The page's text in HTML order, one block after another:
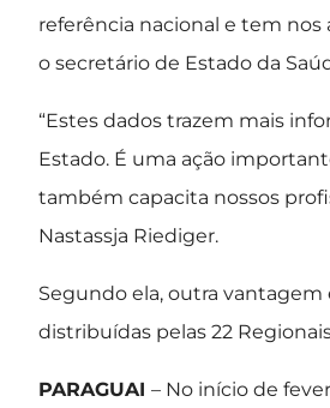
referência nacional e tem
o secretário de Estado da
“Estes dados trazem mais
Estado. É uma ação
também capacita nossos
Nastassja Riediger.
Segundo ela, outra vantagem
distribuídas pelas 22
PARAGUAI – No início de